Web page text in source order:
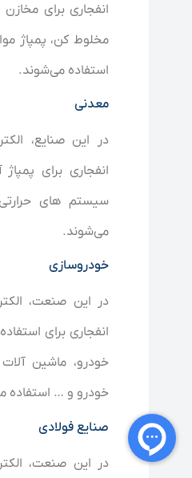
انفجاری برای مخازن
مخلوط کن، پمپاژ
استفاده می‌شوند.
معدنی
در این صنایع،
انفجاری برای
سیستم های
می‌شوند.
خودروسازی
در این صنعت،
انفجاری برای
خودرو، ماشین آلات
خودرو و … استفاده
صنایع فولادی
در این صنعت،